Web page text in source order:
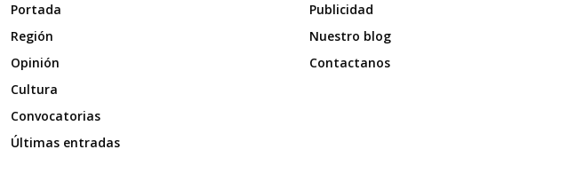
Portada
Región
Opinión
Cultura
Convocatorias
Últimas entradas
Publicidad
Nuestro blog
Contactanos